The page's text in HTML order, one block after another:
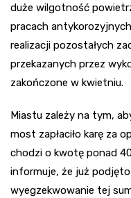
duże wilgotność
pracach
realizacji pozostałych
przekazanych przez
zakończone w kwietniu.
Miastu zależy na tym,
most zapłaciło karę za
chodzi o kwotę ponad
informuje, że już podjęto
wyegzekwowanie tej